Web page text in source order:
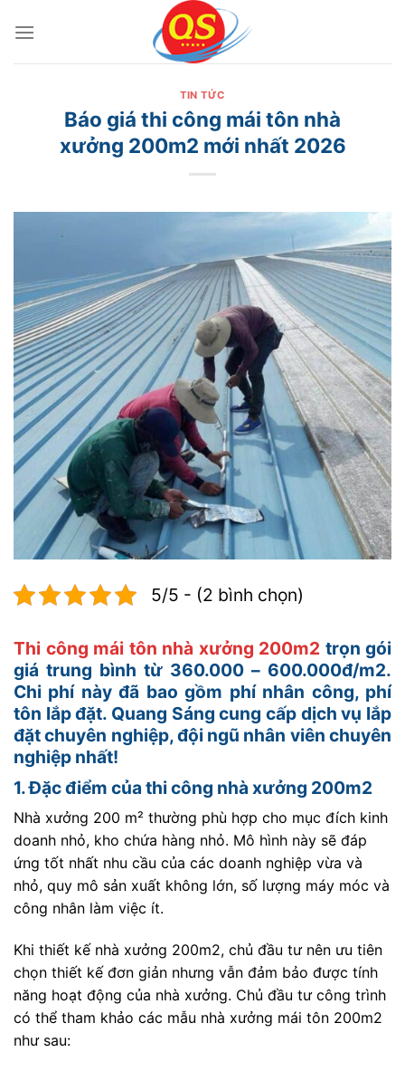
qua
TIN TỨC
Báo giá thi công mái tôn nhà
xưởng 200m2 mới nhất 2026
5/5 - (2 bình chọn)
Thi công mái tôn nhà xưởng 200m2 trọn gói
giá trung bình từ 360.000 – 600.000đ/m2.
Chi phí này đã bao gồm phí nhân công, phí
tôn lắp đặt. Quang Sáng cung cấp dịch vụ lắp
đặt chuyên nghiệp, đội ngũ nhân viên chuyên
nghiệp nhất!
1. Đặc điểm của thi công nhà xưởng 200m2
Nhà xưởng 200 m² thường phù hợp cho mục đích kinh
doanh nhỏ, kho chứa hàng nhỏ. Mô hình này sẽ đáp
ứng tốt nhất nhu cầu của các doanh nghiệp vừa và
nhỏ, quy mô sản xuất không lớn, số lượng máy móc và
công nhân làm việc ít.
Khi thiết kế nhà xưởng 200m2, chủ đầu tư nên ưu tiên
chọn thiết kế đơn giản nhưng vẫn đảm bảo được tính
năng hoạt động của nhà xưởng. Chủ đầu tư công trình
có thể tham khảo các mẫu nhà xưởng mái tôn 200m2
như sau: